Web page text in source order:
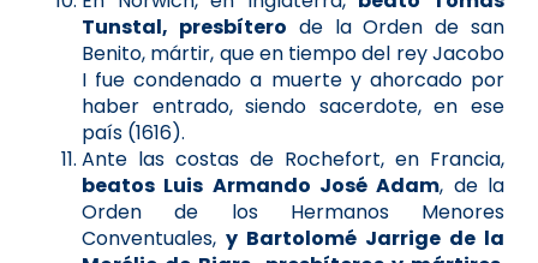
Tunstal, presbítero de la Orden de san
Benito, mártir, que en tiempo del rey Jacobo
I fue condenado a muerte y ahorcado por
haber entrado, siendo sacerdote, en ese
país (1616).
Ante las costas de Rochefort, en Francia,
beatos Luis Armando José Adam, de la
Orden de los Hermanos Menores
Conventuales, y Bartolomé Jarrige de la